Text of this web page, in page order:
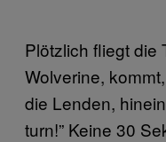
Plötzlich fliegt die
Wolverine,
die Lenden,
turn!” Keine 30